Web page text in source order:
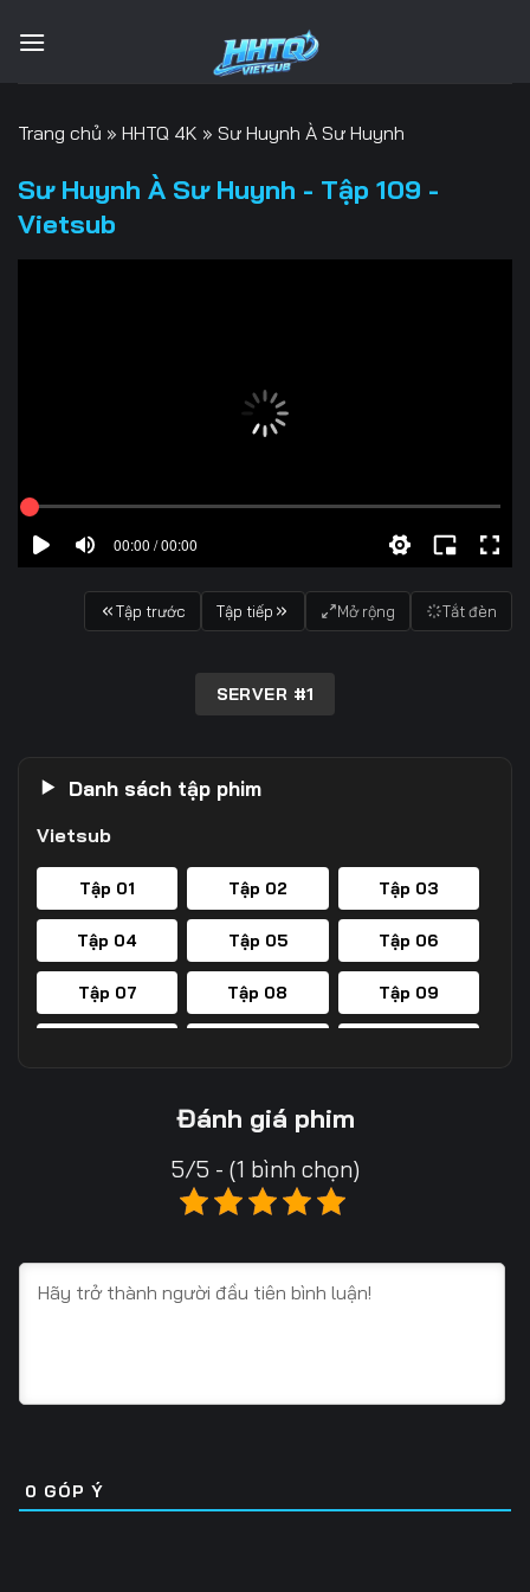
qua
Trang chủ » HHTQ 4K » Sư Huynh À Sư Huynh
Sư Huynh À Sư Huynh - Tập 109 -
Vietsub
00:00 / 00:00
Tập trước Tập tiếp Mở rộng Tắt đèn
SERVER #1
Danh sách tập phim
Vietsub
Tập 01 Tập 02 Tập 03
Tập 04 Tập 05 Tập 06
Tập 07 Tập 08 Tập 09
Tập 20
Tập 25 Tập 26
Tập 31 Tập 32 Tập 33
Tập 37 Tập 38 Tập 39
Đánh giá phim
5/5 - (1 bình chọn)
0 GÓP Ý